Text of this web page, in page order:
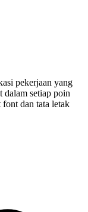
pekerjaan yang
dalam setiap poin
dan tata letak